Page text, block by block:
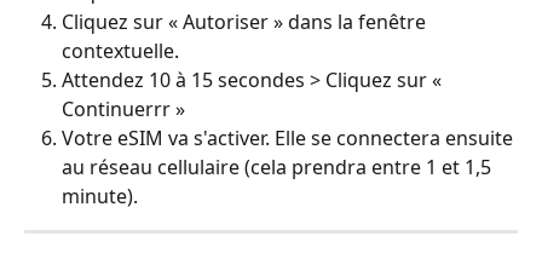
Cliquez sur « Autoriser » dans la fenêtre
contextuelle.
Attendez 10 à 15 secondes > Cliquez sur «
Continuerrr »
Votre eSIM va s'activer. Elle se connectera ensuite
au réseau cellulaire (cela prendra entre 1 et 1,5
minute).